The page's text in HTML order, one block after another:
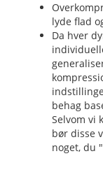
lyde flad
Da hver
behag
Selvom vi
bør disse
noget, du